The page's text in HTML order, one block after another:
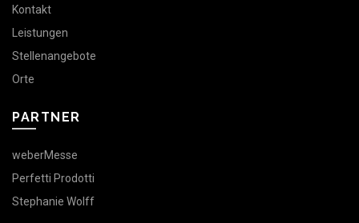
Kontakt
Leistungen
Stellenangebote
Orte
PARTNER
weberMesse
Perfetti Prodotti
Stephanie Wolff